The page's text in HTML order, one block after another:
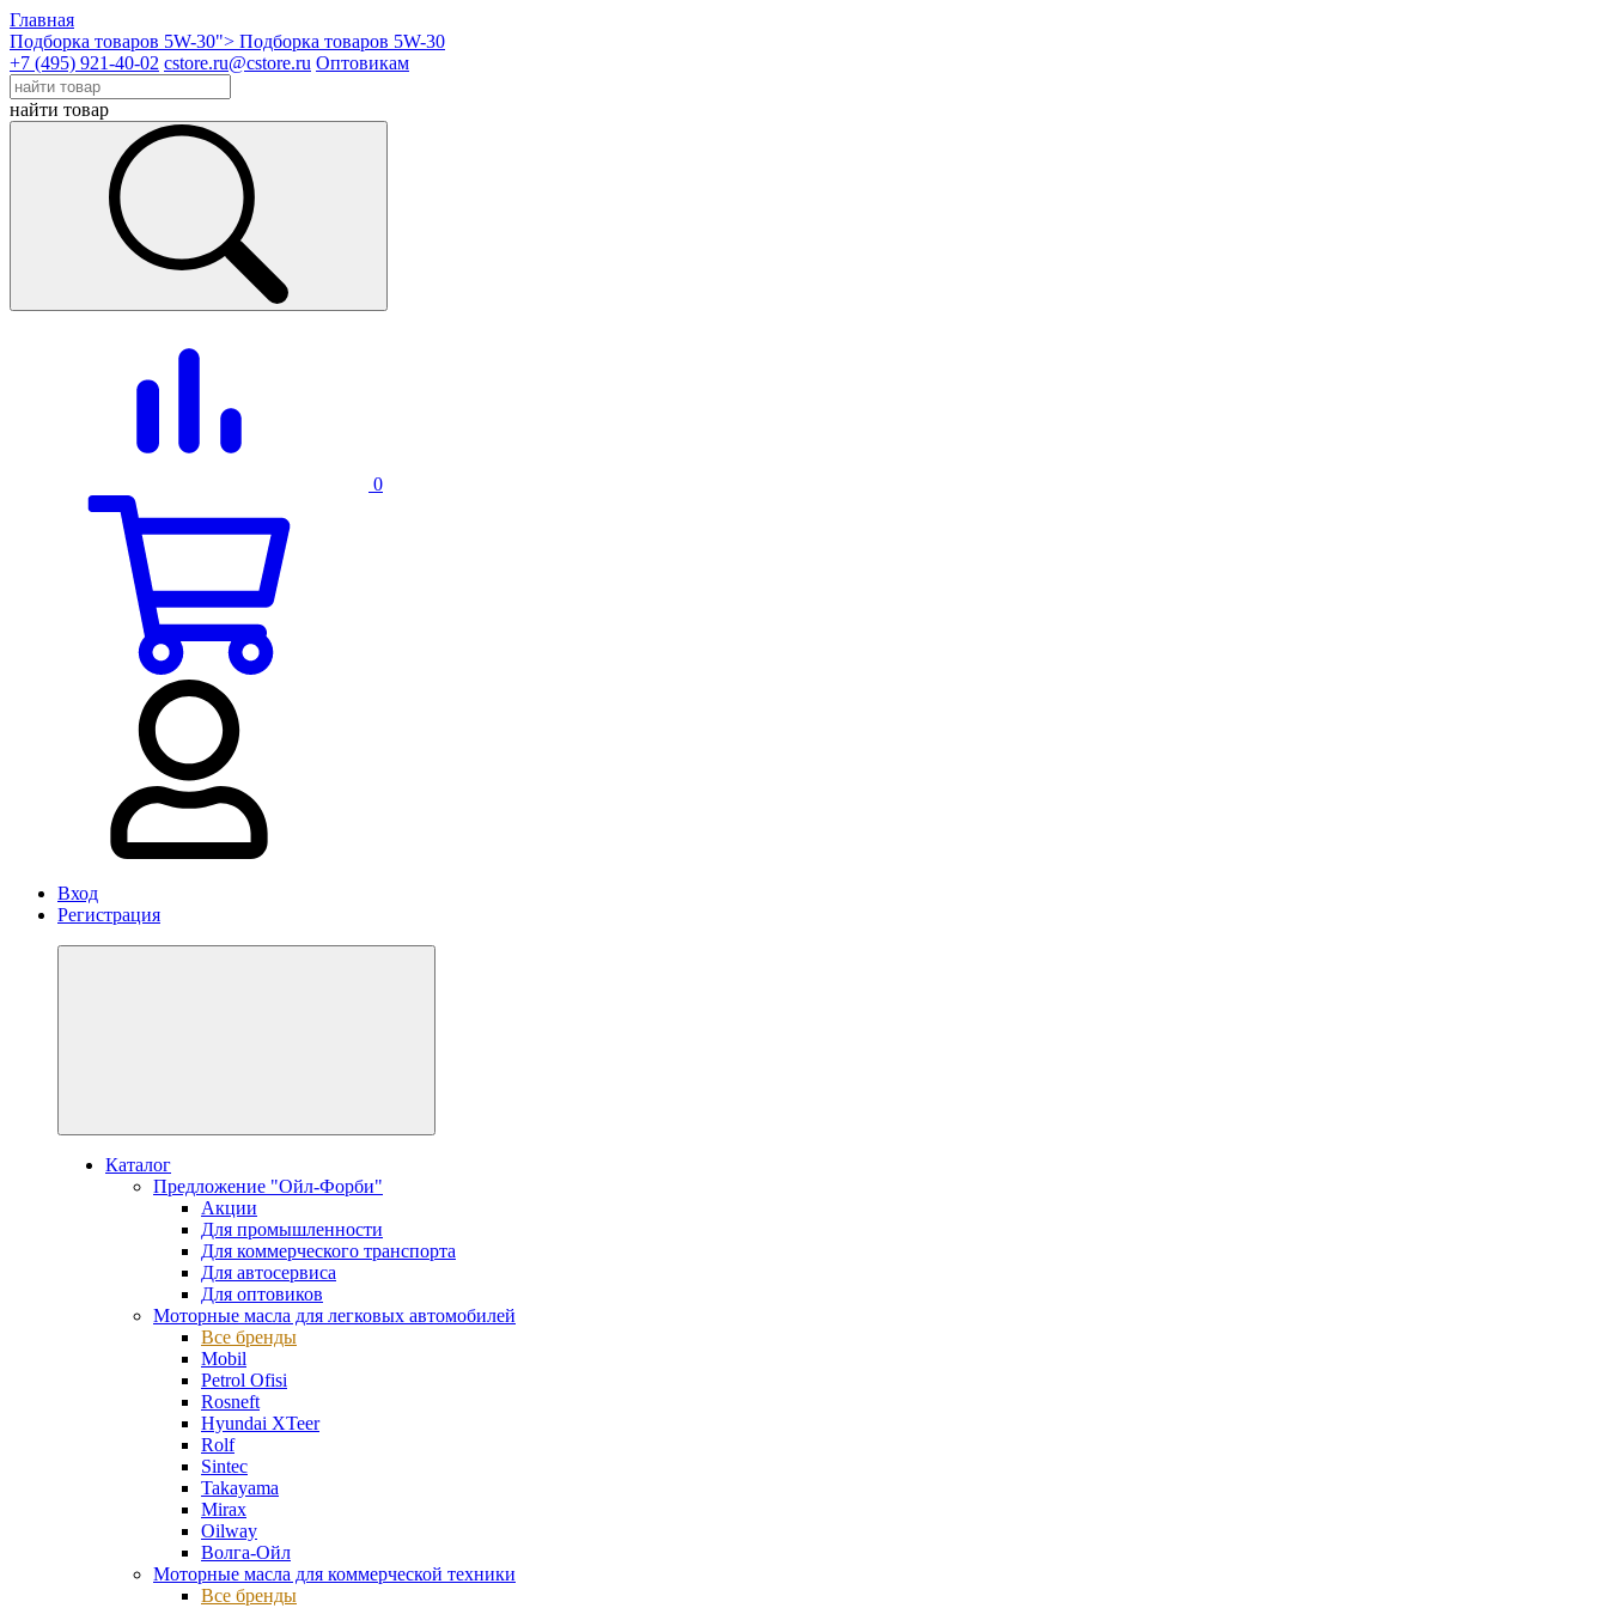
Главная
Подборка товаров 5W-30"> Подборка товаров 5W-30
+7 (495) 921-40-02 cstore.ru@cstore.ru Оптовикам
найти товар
0
Вход
Регистрация
Каталог
Предложение "Ойл-Форби"
Акции
Для промышленности
Для коммерческого транспорта
Для автосервиса
Для оптовиков
Моторные масла для легковых автомобилей
Все бренды
Mobil
Petrol Ofisi
Rosneft
Hyundai XTeer
Rolf
Sintec
Takayama
Mirax
Oilway
Волга-Ойл
Моторные масла для коммерческой техники
Все бренды